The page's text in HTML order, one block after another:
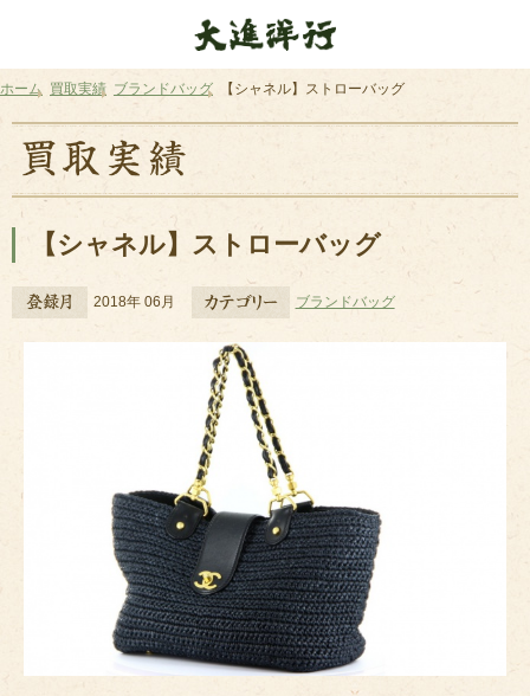
ホーム 買取実績 ブランドバッグ 【シャネル】ストローバッグ
【シャネル】ストローバッグ
2018年 06月 ブランドバッグ